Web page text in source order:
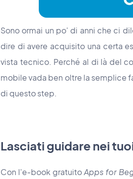
Sono ormai un po' di anni che ci
dire di avere acquisito una certa
vista tecnico. Perché al di là del
mobile vada ben oltre la semplice
di questo step.
Lasciati guidare nei
Con l'e-book gratuitoApps for